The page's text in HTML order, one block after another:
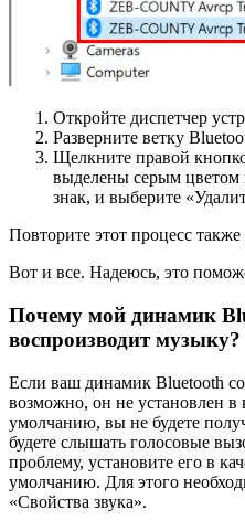
Откройте диспетчер
Разверните ветку
Щелкните правой
выделены серым
знак, и выберите
Повторите этот процесс также
Вот и все. Надеюсь, это
Почему мой динамик
воспроизводит музыку?
Если ваш динамик Bluetooth
возможно, он не установлен в
умолчанию, вы не будете
будете слышать голосовые
проблему, установите его в
умолчанию. Для этого
«Свойства звука».